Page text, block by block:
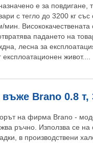
е за повдигане,
с тегло до 3200 кг
мин. Висококачествената
падането на
лесна за
експлоатационен живот....
Brano 0.8 т,
на фирма Brano -
ръчно. Използва се на
в производствени